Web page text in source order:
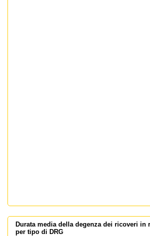
Durata media della degenza dei ricoveri in
per tipo di DRG